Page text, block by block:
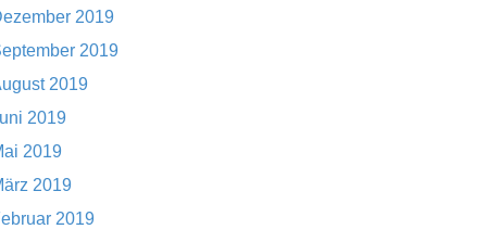
2019
2019
2019
2019
2019
2019
2019